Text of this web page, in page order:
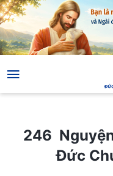
246 Nguyện vọng duy
246
Đức